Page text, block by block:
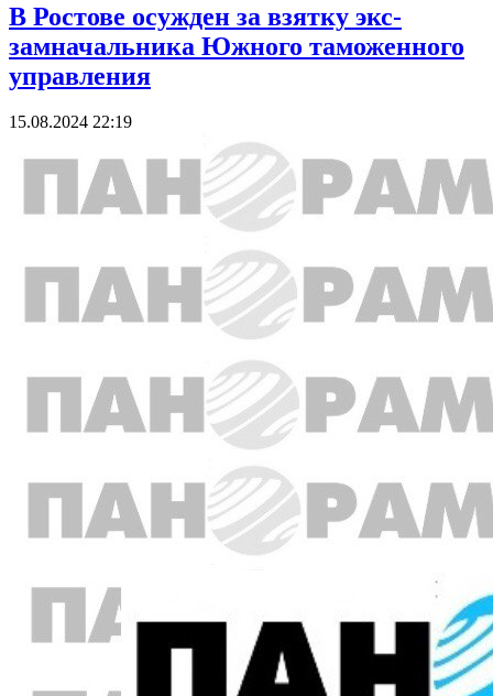
В Ростове осужден за взятку экс-
замначальника Южного таможенного
управления
15.08.2024 22:19